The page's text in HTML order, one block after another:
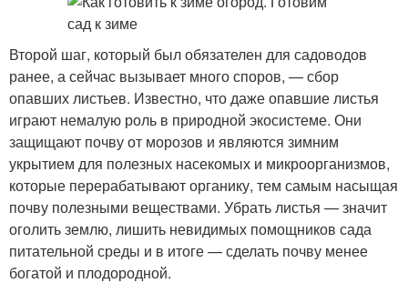
Второй шаг, который был обязателен для садоводов
ранее, а сейчас вызывает много споров, — сбор
опавших листьев. Известно, что даже опавшие листья
играют немалую роль в природной экосистеме. Они
защищают почву от морозов и являются зимним
укрытием для полезных насекомых и микроорганизмов,
которые перерабатывают органику, тем самым насыщая
почву полезными веществами. Убрать листья — значит
оголить землю, лишить невидимых помощников сада
питательной среды и в итоге — сделать почву менее
богатой и плодородной.